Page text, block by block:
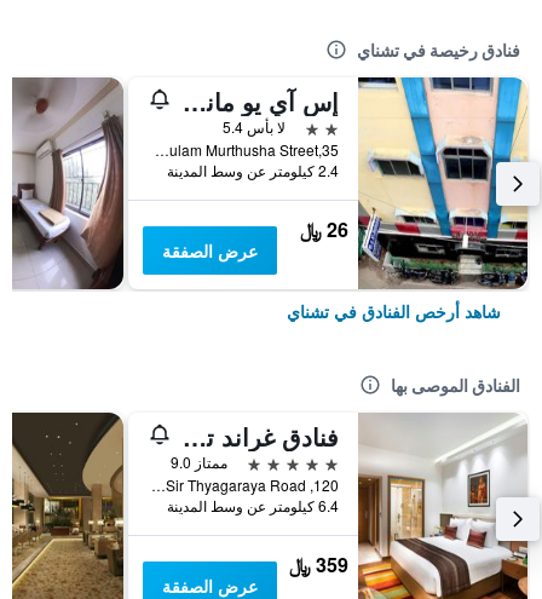
فنادق رخيصة في تشناي
إس آي يو مانشين لودج
2 نجمتين
لا بأس 5.4
35,Gulam Murthusha Street, تشناي, الهند
2.4 كيلومتر عن وسط المدينة
26 ﷼
عرض الصفقة
شاهد أرخص الفنادق في تشناي
الفنادق الموصى بها
فنادق غراند تشيناي باي جي آر تي
5 نجوم
ممتاز 9.0
120, Sir Thyagaraya Road, تشناي, الهند
6.4 كيلومتر عن وسط المدينة
359 ﷼
عرض الصفقة